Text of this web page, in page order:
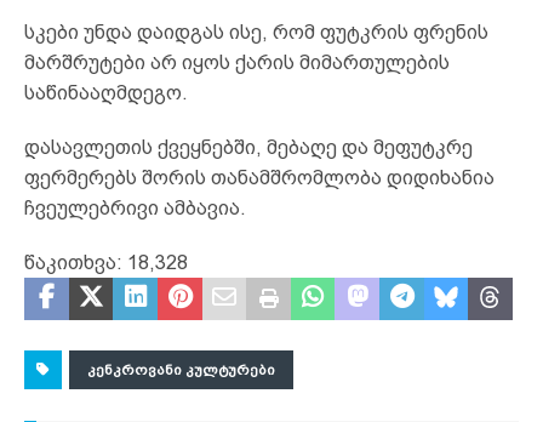
სკები უნდა დაიდგას ისე, რომ ფუტკრის ფრენის
მარშრუტები არ იყოს ქარის მიმართულების
საწინააღმდეგო.
დასავლეთის ქვეყნებში, მებაღე და მეფუტკრე
ფერმერებს შორის თანამშრომლობა დიდიხანია
ჩვეულებრივი ამბავია.
წაკითხვა: 18,328
ᲙᲔᲜᲙᲠᲝᲕᲐᲜᲘ ᲙᲣᲚᲢᲣᲠᲔᲑᲘ